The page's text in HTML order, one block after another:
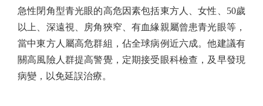
急性閉角型青光眼的高危因素包括東方人、女性、50歲
以上、深遠視、房角狹窄、有血緣親屬曾患青光眼等，
當中東方人屬高危群組，佔全球病例近六成。他建議有
關高風險人群提高警覺，定期接受眼科檢查，及早發現
病變，以免延誤治療。